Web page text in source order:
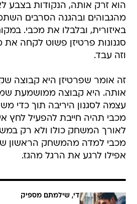
הוא זרק אותה, הנקודות בצבע
מהגבוהים ובהגנה הסרבים
באיזורית, ובלבלו את מכבי.
סגנונות פרטיזן פשוט לקחה
וזה עבד.
זה אומר שפרטיזן היא קבוצה
אותה. היא קבוצה ממושמעת
עצמה לסגנון היריבה תוך כדי
מכבי תהיה חייבת להפעיל לחץ
לאורך המשחק כולו ולא רק
מכבי למדה מהמשחק הראשון
אפילו לרגע את הרגל מהגז.
די, שילמתם מספיק